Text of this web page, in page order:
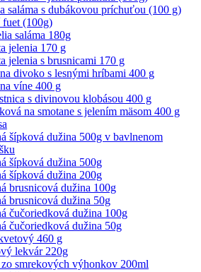
saláma s dubákovou príchuťou (100 g)
fuet (100g)
saláma 180g
jelenia 170 g
jelenia s brusnicami 170 g
divoko s lesnými hríbami 400 g
víne 400 g
s divinovou klobásou 400 g
na smotane s jelením mäsom 400 g
šípková dužina 500g v bavlnenom
šípková dužina 500g
šípková dužina 200g
brusnicová dužina 100g
brusnicová dužina 50g
čučoriedková dužina 100g
čučoriedková dužina 50g
460 g
lekvár 220g
smrekových výhonkov 200ml